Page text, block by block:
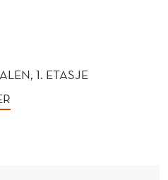
1. ETASJE